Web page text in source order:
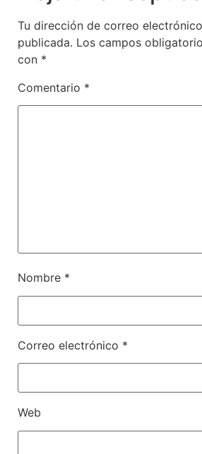
Tu dirección de correo
publicada. Los campos
con *
Comentario *
Nombre *
Correo electrónico *
Web